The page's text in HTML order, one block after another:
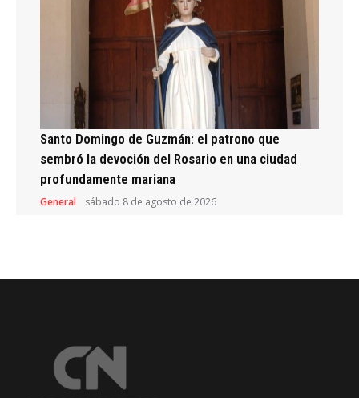
Santo Domingo de Guzmán: el patrono que
sembró la devoción del Rosario en una ciudad
profundamente mariana
General sábado 8 de agosto de 2026